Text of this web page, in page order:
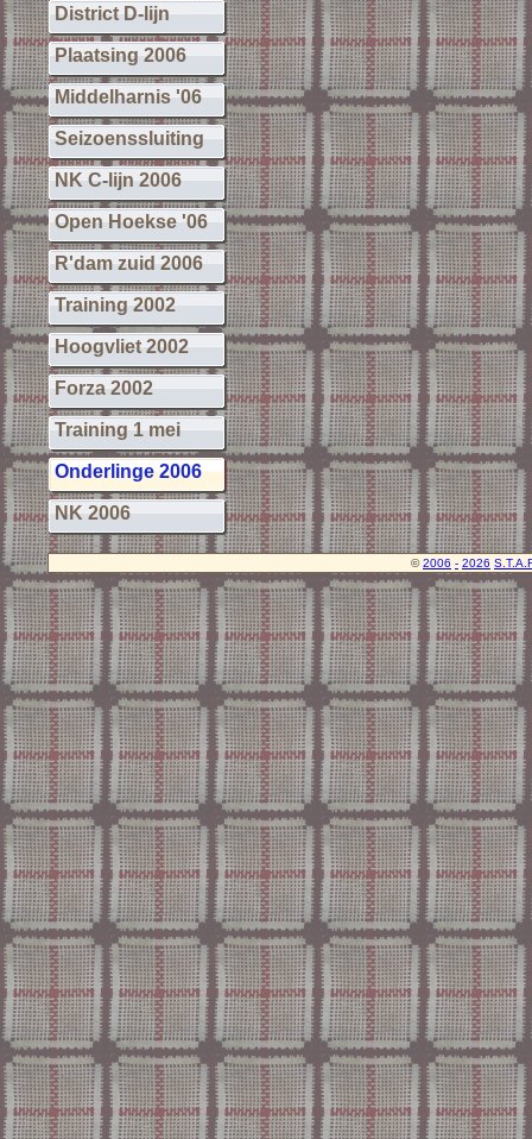
District D-lijn
Plaatsing 2006
Middelharnis '06
Seizoenssluiting
NK C-lijn 2006
Open Hoekse '06
R'dam zuid 2006
Training 2002
Hoogvliet 2002
Forza 2002
Training 1 mei
Onderlinge 2006
NK 2006
© 2006 - 2026